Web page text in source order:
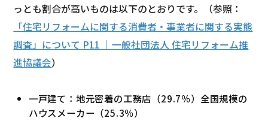
っとも割合が高いものは以下のとおりです。（参照：
「住宅リフォームに関する消費者・事業者に関する実態
調査」について P11 ｜一般社団法人 住宅リフォーム推
進協議会）
一戸建て：地元密着の工務店（29.7％）全国規模の
ハウスメーカー（25.3％）